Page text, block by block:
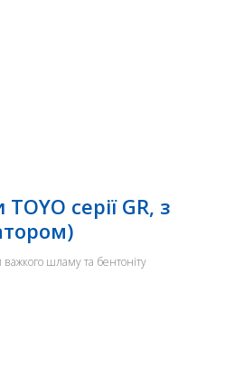
серії GR, з
шламу та бентоніту